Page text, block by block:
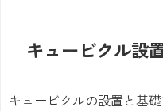
キュービクル設
キュービクルの設置と基